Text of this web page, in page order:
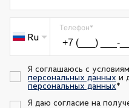
Ru
Телефон*
Я соглашаюсь с
персональных данных и
персональных данных*
Я даю согласие на